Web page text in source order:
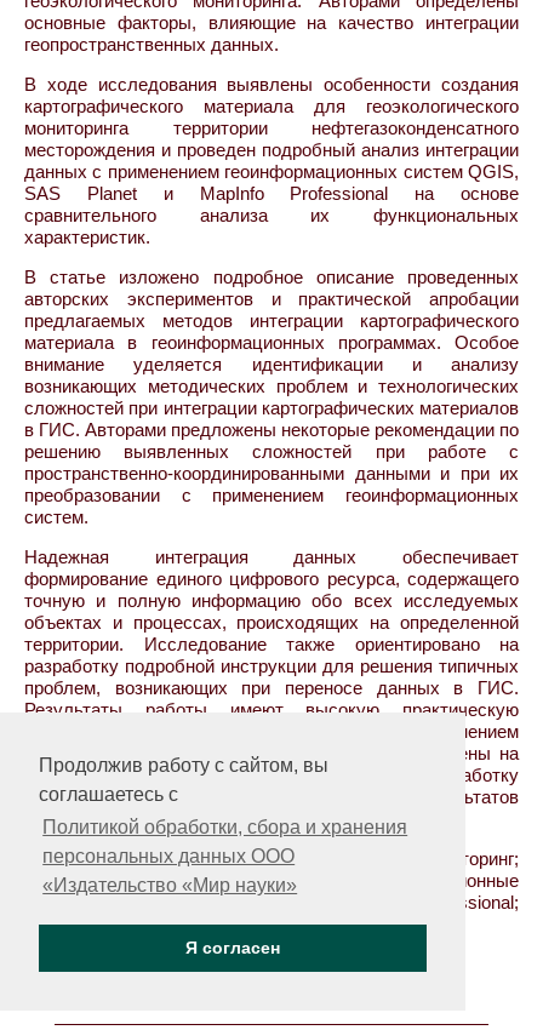
Продолжив работу с сайтом, вы
соглашаетесь с
Политикой обработки, сбора и хранения
персональных данных ООО
«Издательство «Мир науки»
Я согласен
основные факторы, влияющие на качество интеграции
геопространственных данных.
В ходе исследования выявлены особенности создания
картографического материала для геоэкологического
мониторинга территории нефтегазоконденсатного
месторождения и проведен подробный анализ интеграции
данных с применением геоинформационных систем QGIS,
SAS Planet и MapInfo Professional на основе
сравнительного анализа их функциональных
характеристик.
В статье изложено подробное описание проведенных
авторских экспериментов и практической апробации
предлагаемых методов интеграции картографического
материала в геоинформационных программах. Особое
внимание уделяется идентификации и анализу
возникающих методических проблем и технологических
сложностей при интеграции картографических материалов
в ГИС. Авторами предложены некоторые рекомендации по
решению выявленных сложностей при работе с
пространственно-координированными данными и при их
преобразовании с применением геоинформационных
систем.
Надежная интеграция данных обеспечивает
формирование единого цифрового ресурса, содержащего
точную и полную информацию обо всех исследуемых
объектах и процессах, происходящих на определенной
территории. Исследование также ориентировано на
разработку подробной инструкции для решения типичных
проблем, возникающих при переносе данных в ГИС.
Результаты работы имеют высокую практическую
значимость для исследований с применением
картографического материала, поскольку направлены на
формирование общей базы данных и выработку
корректных методик для эффективных результатов
геоэкологических исследований.
Ключевые слова:геоэкологический мониторинг;
геопространственный анализ; геоинформационные
системы (ГИС); QGIS; SAS Planet; MapInfo Professional;
интеграция; картографический материал